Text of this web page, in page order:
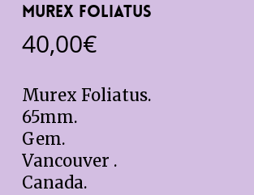
Murex Foliatus
40,00€
Murex Foliatus.
65mm.
Gem.
Vancouver .
Canada.